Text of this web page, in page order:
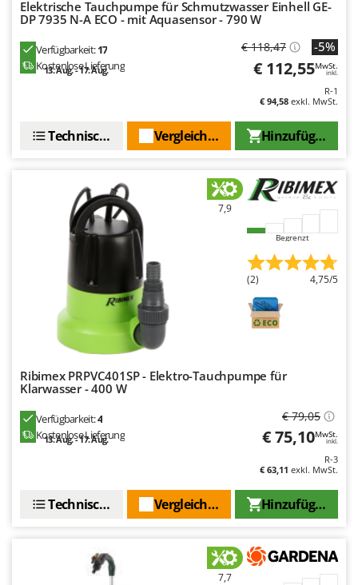
Zephir
ZGrills
Zodiac
Elektrische Tauchpumpe für Schmutzwasser Einhell GE-
DP 7935 N-A ECO - mit Aquasensor - 790 W
Verfügbarkeit:17
Kostenlose Lieferung
13. Aug. - 17. Aug.
€ 118,47 -5%
€ 112,55MwSt.
inkl.
R-1
€ 94,58 exkl. MwSt.
Hinzufügen
Vergleichen Sie
Technische Daten
7,9
Begrenzt
(2) 4,75/5
Ribimex PRPVC401SP - Elektro-Tauchpumpe für
Klarwasser - 400 W
Verfügbarkeit:4
Kostenlose Lieferung
13. Aug. - 17. Aug.
€ 79,05
€ 75,10MwSt.
inkl.
R-3
€ 63,11 exkl. MwSt.
Hinzufügen
Vergleichen Sie
Technische Daten
7,7